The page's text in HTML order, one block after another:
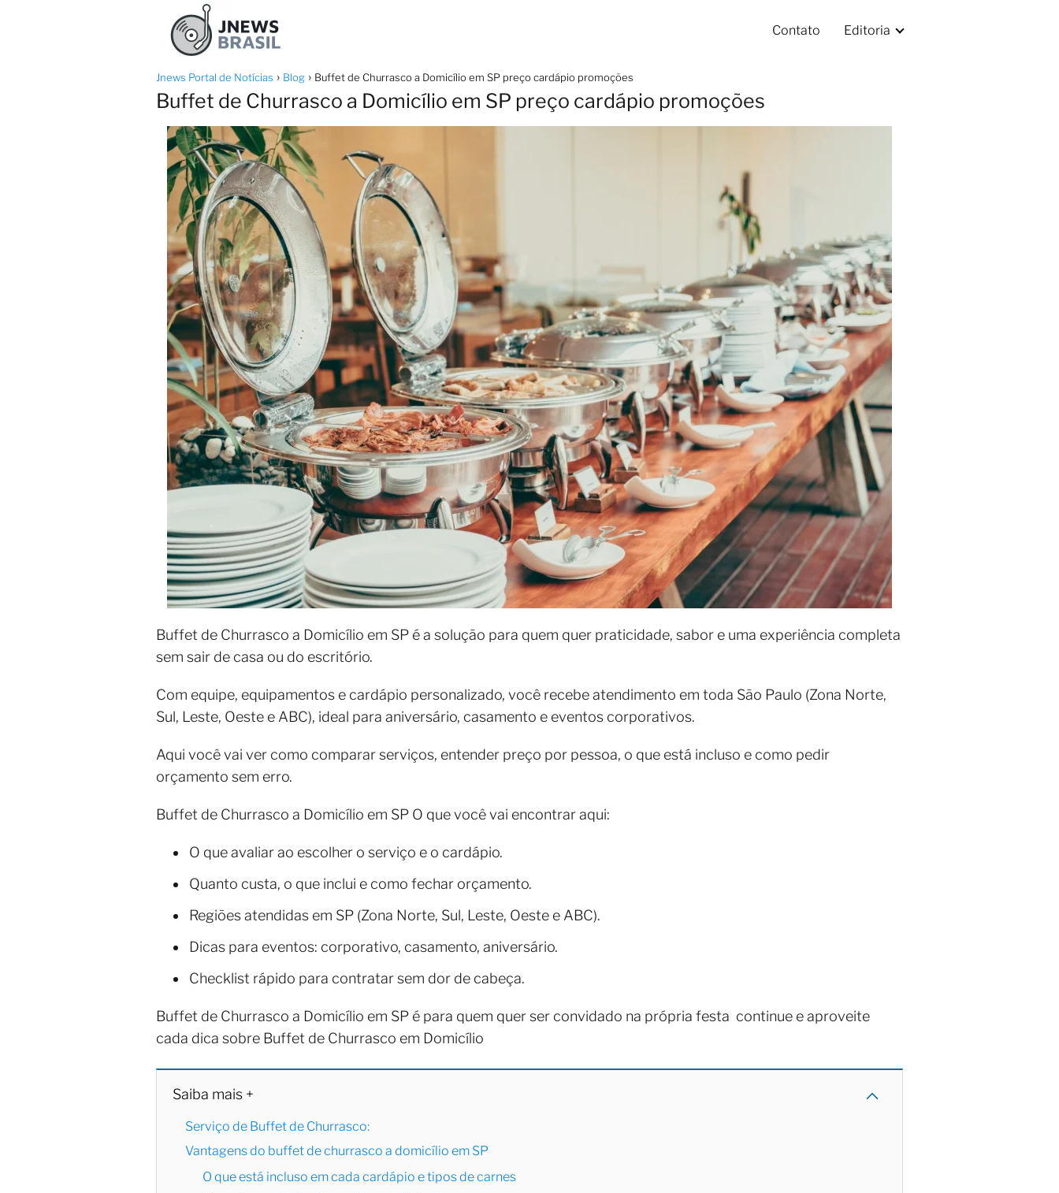
Contato Editoria
Jnews Portal de Notícias Blog Buffet de Churrasco a Domicílio em SP preço cardápio promoções
Buffet de Churrasco a Domicílio em SP preço cardápio promoções
Buffet de Churrasco a Domicílio em SP é a solução para quem quer praticidade, sabor e uma experiência completa
sem sair de casa ou do escritório.
Com equipe, equipamentos e cardápio personalizado, você recebe atendimento em toda São Paulo (Zona Norte,
Sul, Leste, Oeste e ABC), ideal para aniversário, casamento e eventos corporativos.
Aqui você vai ver como comparar serviços, entender preço por pessoa, o que está incluso e como pedir
orçamento sem erro.
Buffet de Churrasco a Domicílio em SP O que você vai encontrar aqui:
O que avaliar ao escolher o serviço e o cardápio.
Quanto custa, o que inclui e como fechar orçamento.
Regiões atendidas em SP (Zona Norte, Sul, Leste, Oeste e ABC).
Dicas para eventos: corporativo, casamento, aniversário.
Checklist rápido para contratar sem dor de cabeça.
Buffet de Churrasco a Domicílio em SP é para quem quer ser convidado na própria festa continue e aproveite
cada dica sobre Buffet de Churrasco em Domicílio
Saiba mais +
Serviço de Buffet de Churrasco:
Vantagens do buffet de churrasco a domicílio em SP
O que está incluso em cada cardápio e tipos de carnes